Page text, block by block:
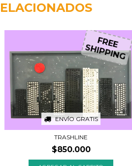
ENVÍO GRATIS
FREE
SHIPPING
TRASHLINE
$850.000